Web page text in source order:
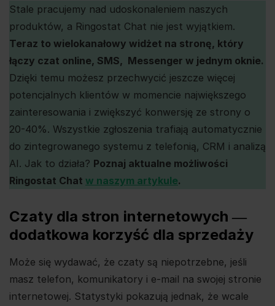
Stale pracujemy nad udoskonaleniem naszych
produktów, a Ringostat Chat nie jest wyjątkiem.
Teraz to wielokanałowy widżet na stronę, który
łączy czat online, SMS, Messenger w jednym oknie.
Dzięki temu możesz przechwycić jeszcze więcej
potencjalnych klientów w momencie największego
zainteresowania i zwiększyć konwersję ze strony o
20-40%. Wszystkie zgłoszenia trafiają automatycznie
do zintegrowanego systemu z telefonią, CRM i analizą
AI. Jak to działa? Poznaj aktualne możliwości
Ringostat Chat w naszym artykule.
Czaty dla stron internetowych ―
dodatkowa korzyść dla sprzedaży
Może się wydawać, że czaty są niepotrzebne, jeśli
masz telefon, komunikatory i e-mail na swojej stronie
internetowej. Statystyki pokazują jednak, że wcale